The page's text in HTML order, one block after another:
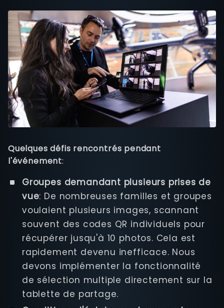
Quelques défis rencontrés pendant
l'événement:
Groupes demandant plusieurs prises de
vue: De nombreuses familles et groupes
voulaient plusieurs images, scannant
souvent des codes QR individuels pour
récupérer jusqu'à 10 photos. Cela est
rapidement devenu inefficace. Nous
devons implémenter la fonctionnalité
de sélection multiple directement sur la
tablette de partage.